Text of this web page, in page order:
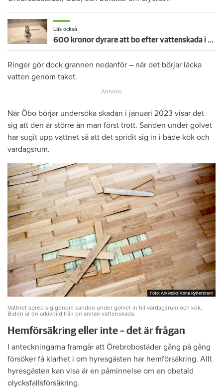
Läs också
600 kronor dyrare att bo efter vattenskada i Varberg
Ringer gör dock grannen nedanför – när det börjar läcka
vatten genom taket.
När Öbo börjar undersöka skadan i januari 2023 visar det
sig att den är större än man först trott. Sanden under golvet
har sugit upp vattnet så att det spridit sig in i både kök och
vardagsrum.
Foto: Arkivbild: Anna Rytterbrant
Foto: Arkivbild: Anna Rytterbrant
Vattnet spred sig genom sanden under golvet in till vardagsrum och kök.
Biden är en arkivbild från en annan vattenskada.
Hemförsäkring eller inte – det är frågan
I anteckningarna framgår att Örebrobostäder gång på gång
försöker få klarhet i om hyresgästen har hemförsäkring. Allt
hyresgästen kan visa är en påminnelse om en obetald
olycksfallsförsäkring.